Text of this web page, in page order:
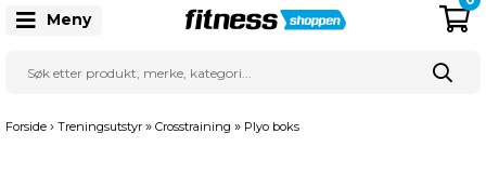
Meny
Forside › Treningsutstyr » Crosstraining » Plyo boks